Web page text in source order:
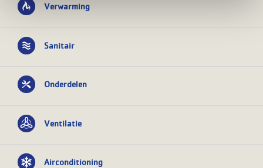
Verwarming
Sanitair
Onderdelen
Ventilatie
Airconditioning